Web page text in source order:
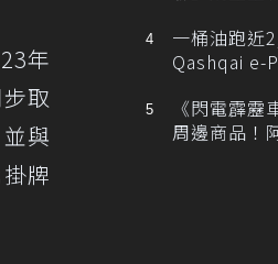
年
取
與
牌
一桶油跑近
Qashqai e-
《閃電霹靂
周邊商品！